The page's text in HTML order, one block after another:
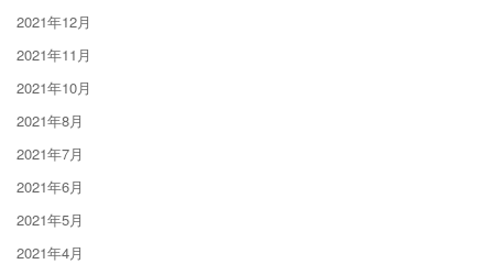
2021年12月
2021年11月
2021年10月
2021年8月
2021年7月
2021年6月
2021年5月
2021年4月